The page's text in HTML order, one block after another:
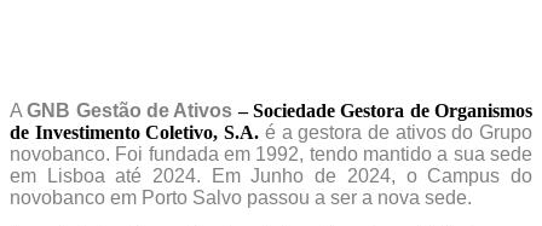
AGNB Gestão de Ativos – Sociedade Gestora de Organismos
de Investimento Coletivo, S.A. é a gestora de ativos do Grupo
novobanco. Foi fundada em 1992, tendo mantido a sua sede
em Lisboa até 2024. Em Junho de 2024, o Campus do
novobanco em Porto Salvo passou a ser a nova sede.